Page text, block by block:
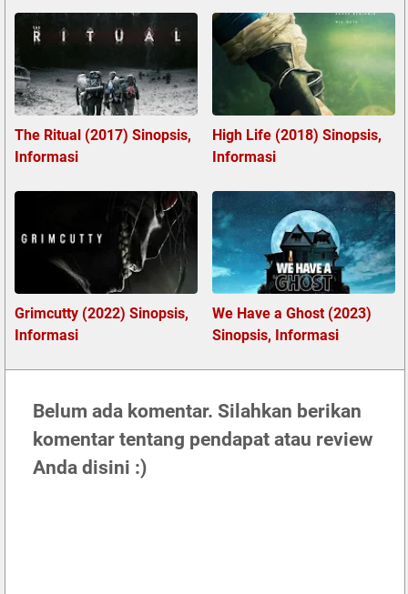
The Ritual (2017) Sinopsis,
Informasi
High Life (2018) Sinopsis,
Informasi
Grimcutty (2022) Sinopsis,
Informasi
We Have a Ghost (2023)
Sinopsis, Informasi
Belum ada komentar. Silahkan berikan
komentar tentang pendapat atau review
Anda disini :)